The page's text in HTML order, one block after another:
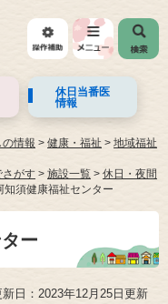
休日当番医
情報
の情報 > 健康・福祉 > 地域福祉
さがす > 施設一覧 > 休日・夜間
知須健康福祉センター
ー
新日：2023年12月25日更新